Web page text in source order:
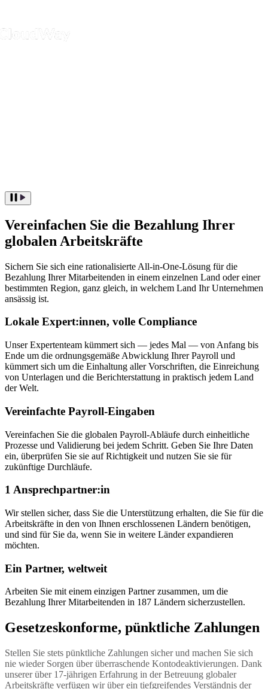
Vereinfachen Sie die Bezahlung Ihrer
globalen Arbeitskräfte
Sichern Sie sich eine rationalisierte All-in-One-Lösung für die
Bezahlung Ihrer Mitarbeitenden in einem einzelnen Land oder einer
bestimmten Region, ganz gleich, in welchem Land Ihr Unternehmen
ansässig ist.
Lokale Expert:innen, volle Compliance
Unser Expertenteam kümmert sich — jedes Mal — von Anfang bis
Ende um die ordnungsgemäße Abwicklung Ihrer Payroll und
kümmert sich um die Einhaltung aller Vorschriften, die Einreichung
von Unterlagen und die Berichterstattung in praktisch jedem Land
der Welt.
Vereinfachte Payroll-Eingaben
Vereinfachen Sie die globalen Payroll-Abläufe durch einheitliche
Prozesse und Validierung bei jedem Schritt. Geben Sie Ihre Daten
ein, überprüfen Sie sie auf Richtigkeit und nutzen Sie sie für
zukünftige Durchläufe.
1 Ansprechpartner:in
Wir stellen sicher, dass Sie die Unterstützung erhalten, die Sie für die
Arbeitskräfte in den von Ihnen erschlossenen Ländern benötigen,
und sind für Sie da, wenn Sie in weitere Länder expandieren
möchten.
Ein Partner, weltweit
Arbeiten Sie mit einem einzigen Partner zusammen, um die
Bezahlung Ihrer Mitarbeitenden in 187 Ländern sicherzustellen.
Gesetzeskonforme, pünktliche Zahlungen
Stellen Sie stets pünktliche Zahlungen sicher und machen Sie sich
nie wieder Sorgen über überraschende Kontodeaktivierungen. Dank
unserer über 17-jährigen Erfahrung in der Betreuung globaler
Arbeitskräfte verfügen wir über ein tiefgreifendes Verständnis der